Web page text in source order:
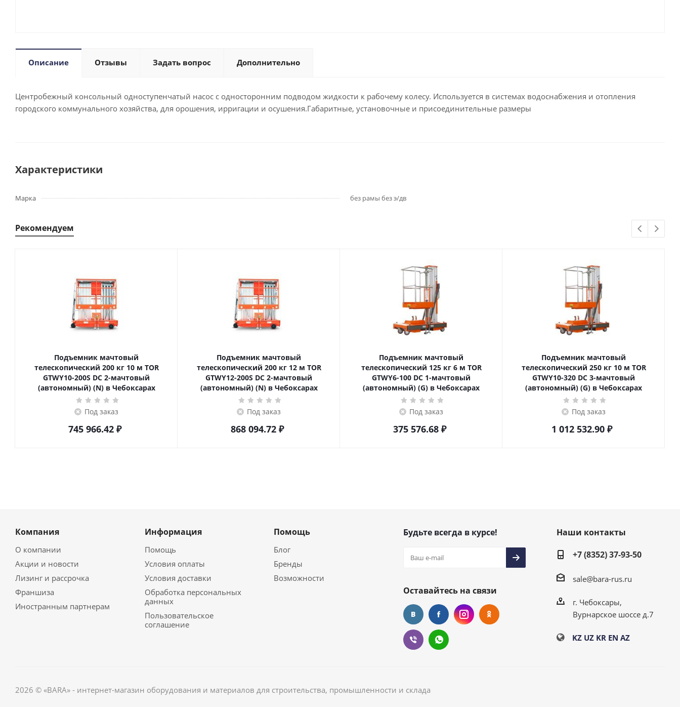
Описание Отзывы Задать вопрос Дополнительно
Центробежный консольный одноступенчатый насос с односторонним подводом жидкости к рабочему колесу. Используется в системах водоснабжения и отопления
городского коммунального хозяйства, для орошения, ирригации и осушения.Габаритные, установочные и присоединительные размеры
Характеристики
Марка без рамы без э/дв
Рекомендуем
Подъемник мачтовый
телескопический 200 кг 10 м TOR
GTWY10-200S DC 2-мачтовый
(автономный) (N) в Чебоксарах
Под заказ
745 966.42₽
Подъемник мачтовый
телескопический 200 кг 12 м TOR
GTWY12-200S DC 2-мачтовый
(автономный) (N) в Чебоксарах
Под заказ
868 094.72₽
Подъемник мачтовый
телескопический 125 кг 6 м TOR
GTWY6-100 DC 1-мачтовый
(автономный) (G) в Чебоксарах
Под заказ
375 576.68₽
Подъемник мачтовый
телескопический 250 кг 10 м TOR
GTWY10-320 DC 3-мачтовый
(автономный) (G) в Чебоксарах
Под заказ
1 012 532.90 ₽
Компания
О компании
Акции и новости
Лизинг и рассрочка
Франшиза
Иностранным партнерам
Информация
Помощь
Условия оплаты
Условия доставки
Обработка персональных
данных
Пользовательское
соглашение
Помощь
Блог
Бренды
Возможности
Будьте всегда в курсе!
Оставайтесь на связи
Наши контакты
+7 (8352) 37-93-50
sale@bara-rus.ru
г. Чебоксары,
Вурнарское шоссе д.7
KZ UZ KR EN AZ
2026 © «BARA» - интернет-магазин оборудования и материалов для строительства, промышленности и склада